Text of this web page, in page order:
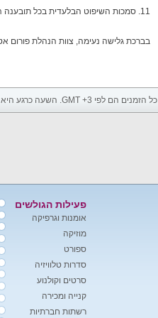
11. סמכות השיפוט הבלעדית בכל תובענה הנוגעת ו/או הנובעת לאתר ו/או משימוש בו נתונה לבית המשפט המוסמך באזור חיפה והקריות בלבד!
בברכת גלישה נעימה, צוות הנהלת פורום
כל הזמנים הם לפי GMT +3. השעה כרגע היא
פעילות הגולשים
אומנות וגרפיקה
מוזיקה
ספורט
סדרות טלוויזיה
סרטים וקולנוע
קנייה ומכירה
רשתות חברתיות